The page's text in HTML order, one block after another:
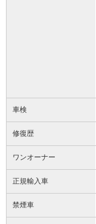
車検
修復歴
ワンオーナー
正規輸入車
禁煙車